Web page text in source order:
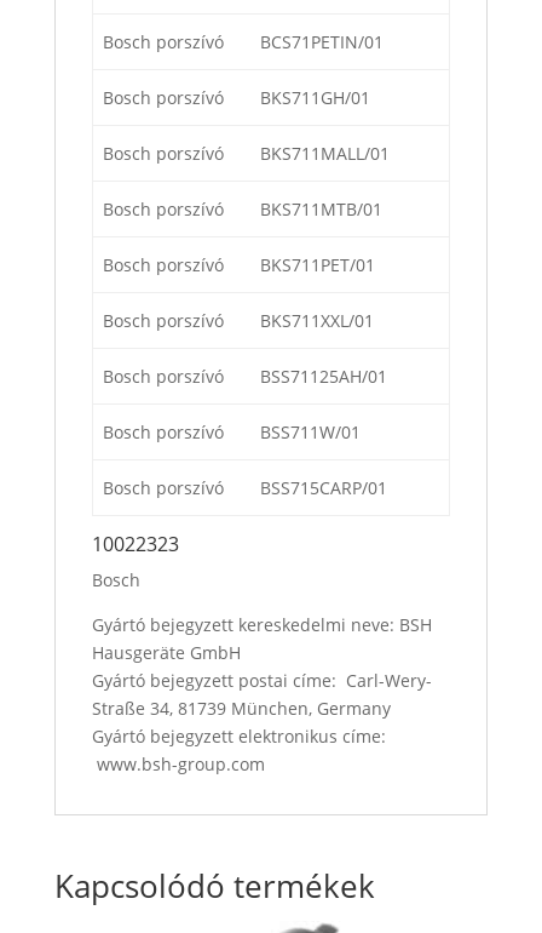
Bosch porszívó BCS71PETIN/01
Bosch porszívó BKS711GH/01
Bosch porszívó BKS711MALL/01
Bosch porszívó BKS711MTB/01
Bosch porszívó BKS711PET/01
Bosch porszívó BKS711XXL/01
Bosch porszívó BSS71125AH/01
Bosch porszívó BSS711W/01
Bosch porszívó BSS715CARP/01
10022323
Bosch
Gyártó bejegyzett kereskedelmi neve: BSH
Hausgeräte GmbH
Gyártó bejegyzett postai címe: Carl-Wery-
Straße 34, 81739 München, Germany
Gyártó bejegyzett elektronikus címe:
www.bsh-group.com
Kapcsolódó termékek